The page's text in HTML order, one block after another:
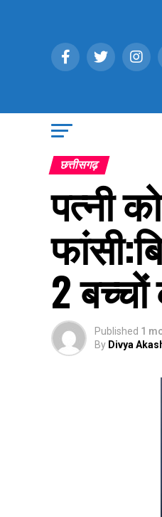
छत्तीसगढ़
पत्नी
2
Published 1
By Divya